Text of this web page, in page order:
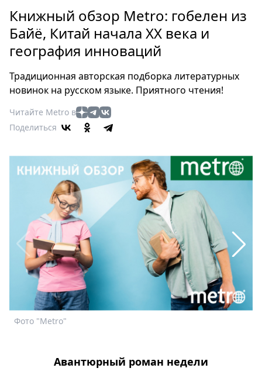
Россия
Мир
Здоровье
Туризм
Мода
Театр
Кино
Книги
Выставки
Пресс-
релизы
О
Metro
Стримы
Спецпроекты
Звезды
Выборы
2026
Книжный обзор Metro: гобелен из
Байё, Китай начала XX века и
география инноваций
Традиционная авторская подборка литературных
новинок на русском языке. Приятного чтения!
Читайте Metro в
Поделиться
Фото "Metro"
Авантюрный роман недели